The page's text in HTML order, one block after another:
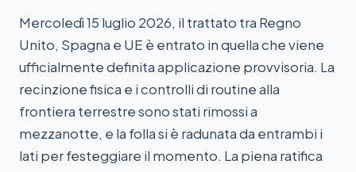
Mercoledì 15 luglio 2026, il trattato tra Regno
Unito, Spagna e UE è entrato in quella che viene
ufficialmente definita applicazione provvisoria. La
recinzione fisica e i controlli di routine alla
frontiera terrestre sono stati rimossi a
mezzanotte, e la folla si è radunata da entrambi i
lati per festeggiare il momento. La piena ratifica